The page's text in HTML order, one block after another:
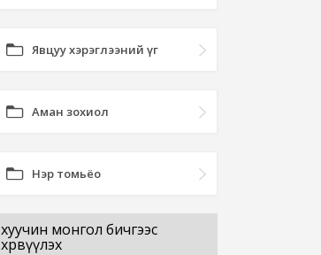
Явцуу хэрэглээний үг
Аман зохиол
Нэр томьёо
хуучин монгол бичгээс
хөрвүүлэх